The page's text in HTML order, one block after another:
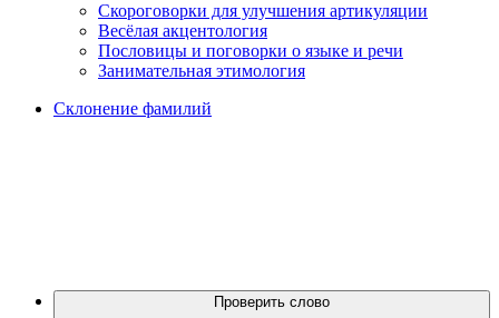
Скороговорки для улучшения артикуляции
Весёлая акцентология
Пословицы и поговорки о языке и речи
Занимательная этимология
Склонение фамилий
Проверить слово